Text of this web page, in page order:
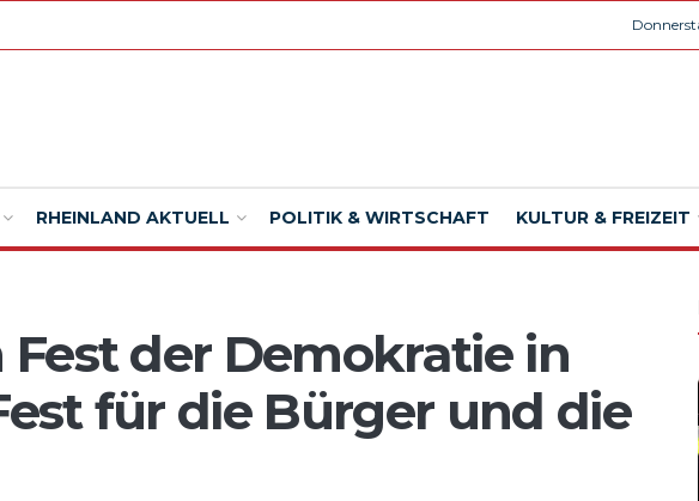
RHEINLAND AKTUELL POLITIK & WIRTSCHAFT KULTUR & FREIZEIT
der Demokratie in
für die Bürger und die